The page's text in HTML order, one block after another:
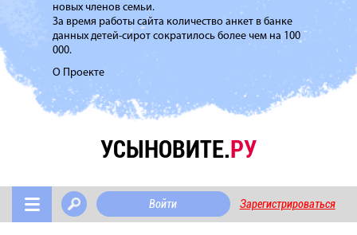
новых членов семьи.
За время работы сайта количество анкет в банке
данных детей-сирот сократилось более чем на 100
000.
О Проекте
УСЫНОВИТЕ.РУ
Войти Зарегистрироваться